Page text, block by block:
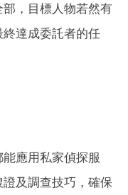
，目標人物若然有
達成委託者的任
應用私家偵探服
及調查技巧，確保